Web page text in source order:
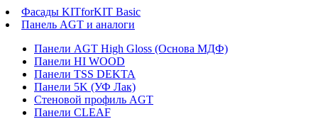
Фасады KITforKIT Basic
Панель AGT и аналоги
Панели AGT High Gloss (Основа МДФ)
Панели HI WOOD
Панели TSS DEKTA
Панели 5K (УФ Лак)
Стеновой профиль AGT
Панели CLEAF